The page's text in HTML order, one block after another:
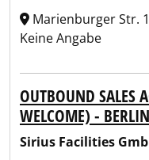
Marienburger Str.
Keine Angabe
OUTBOUND SALES
WELCOME) - BERLIN
Sirius Facilities